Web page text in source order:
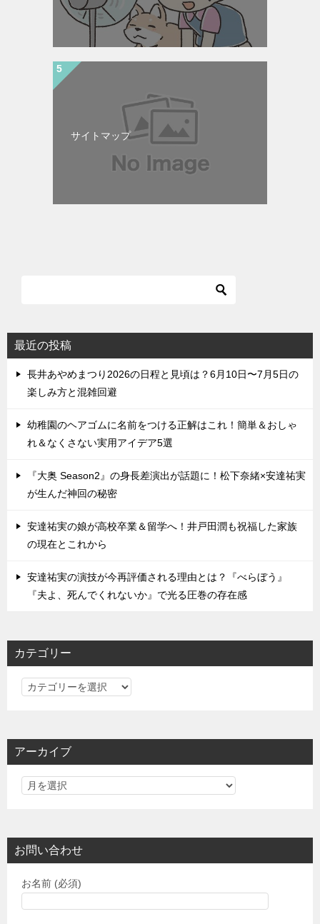
サイトマップ
最近の投稿
長井あやめまつり2026の日程と見頃は？6月10日〜7月5日の
楽しみ方と混雑回避
幼稚園のヘアゴムに名前をつける正解はこれ！簡単＆おしゃ
れ＆なくさない実用アイデア5選
『大奥 Season2』の身長差演出が話題に！松下奈緒×安達祐実
が生んだ神回の秘密
安達祐実の娘が高校卒業＆留学へ！井戸田潤も祝福した家族
の現在とこれから
安達祐実の演技が今再評価される理由とは？『べらぼう』
『夫よ、死んでくれないか』で光る圧巻の存在感
カテゴリー
カ
リ
アーカイブ
お問い合わせ
お名前 (必須)